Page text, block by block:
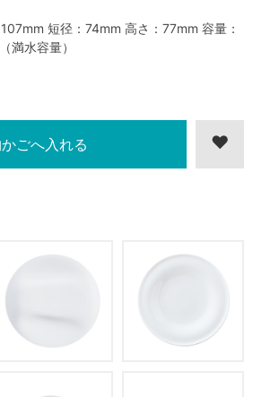
短径：74mm 高さ：77mm 容量：
満水容量）